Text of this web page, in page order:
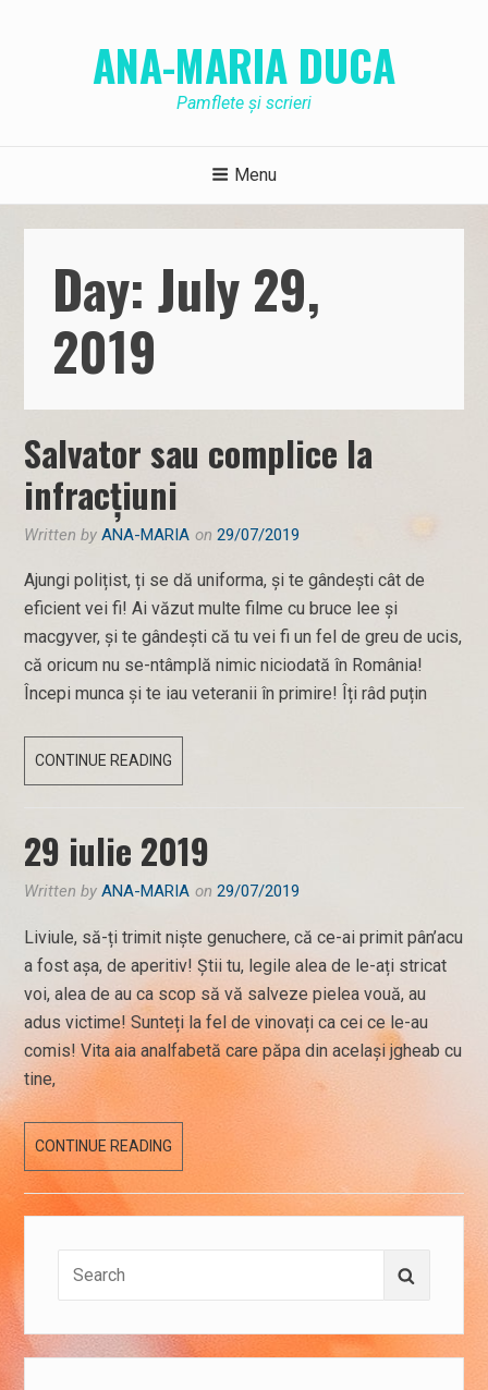
ANA-MARIA DUCA
Pamflete și scrieri
Menu
Day: July 29,
2019
Salvator sau complice la
infracțiuni
Written byANA-MARIA on29/07/2019
Ajungi polițist, ți se dă uniforma, și te gândești cât de
eficient vei fi! Ai văzut multe filme cu bruce lee și
macgyver, și te gândești că tu vei fi un fel de greu de ucis,
că oricum nu se-ntâmplă nimic niciodată în România!
Începi munca și te iau veteranii în primire! Îți râd puțin
CONTINUE READING
SAU
LA
29 iulie 2019
Written byANA-MARIA on29/07/2019
Liviule, să-ți trimit niște genuchere, că ce-ai primit pân’acu
a fost așa, de aperitiv! Știi tu, legile alea de le-ați stricat
voi, alea de au ca scop să vă salveze pielea vouă, au
adus victime! Sunteți la fel de vinovați ca cei ce le-au
comis! Vita aia analfabetă care păpa din același jgheab cu
tine,
CONTINUE READING
IULIE